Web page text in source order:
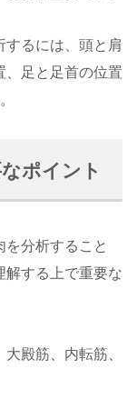
するには、頭と肩
、足と足首の位置
ポイント
を分析すること
解する上で重要な
殿筋、内転筋、